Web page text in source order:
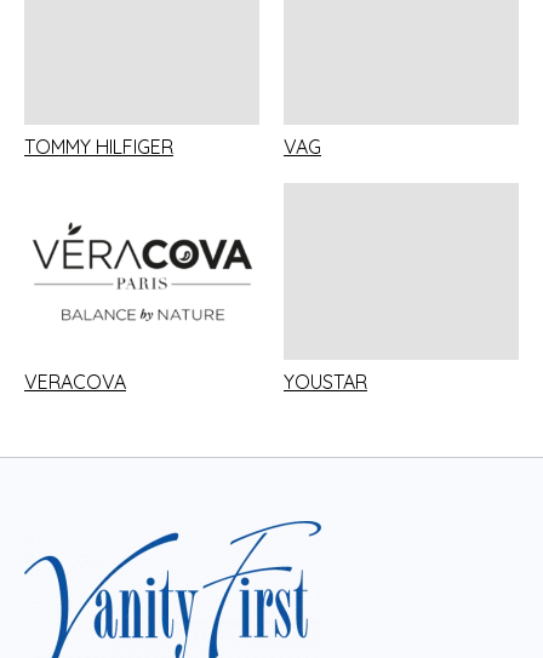
TOMMY HILFIGER VAG
VERACOVA YOUSTAR